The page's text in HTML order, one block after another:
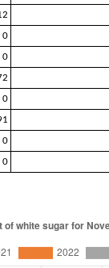
0
0
0
0
0